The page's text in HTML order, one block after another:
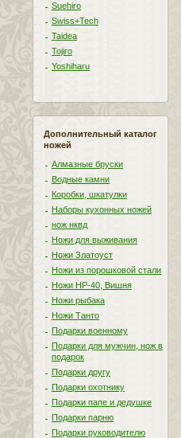
Suehiro
Swiss+Tech
Taidea
Tojiro
Yoshiharu
Дополнительный каталог
ножей
Алмазные бруски
Водные камни
Коробки, шкатулки
Наборы кухонных ножей
нож нквд
Ножи для выживания
Ножи Златоуст
Ножи из порошковой стали
Ножи НР-40, Вишня
Ножи рыбака
Ножи Танто
Подарки военному
Подарки для мужчин, нож в
подарок
Подарки другу
Подарки охотнику
Подарки папе и дедушке
Подарки парню
Подарки руководителю